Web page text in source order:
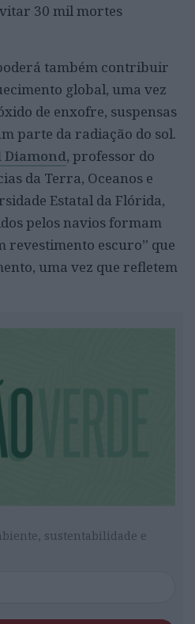
30 mil mortes
também contribuir
global, uma vez
de enxofre, suspensas
parte da radiação do sol.
Diamond, professor do
da Terra, Oceanos e
Estatal da Flórida,
pelos navios formam
revestimento escuro” que
uma vez que refletem
sustentabilidade e